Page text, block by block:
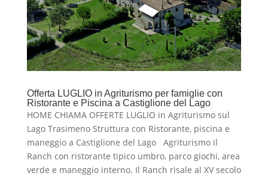
Offerta LUGLIO in Agriturismo per famiglie con
Ristorante e Piscina a Castiglione del Lago
HOME CHIAMA OFFERTE LUGLIO in Agriturismo sul
Lago Trasimeno Struttura con Ristorante, piscina e
maneggio a Castiglione del Lago Agriturismo il
Ranch con ristorante tipico umbro, parco giochi, area
verde e maneggio interno. Il Ranch risale al XV secolo